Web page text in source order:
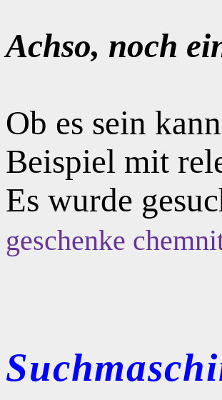
Achso, noch
Ob es sein
Beispiel mit
Es wurde
geschenke